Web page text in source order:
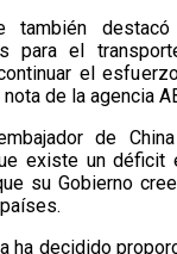
también
para el
el
de la agencia
de
existe un déficit
su Gobierno
ha decidido